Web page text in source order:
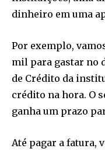
dinheiro em uma
Por exemplo,
mil para gastar no
de Crédito da
crédito na hora. O
ganha um prazo
Até pagar a fatura,